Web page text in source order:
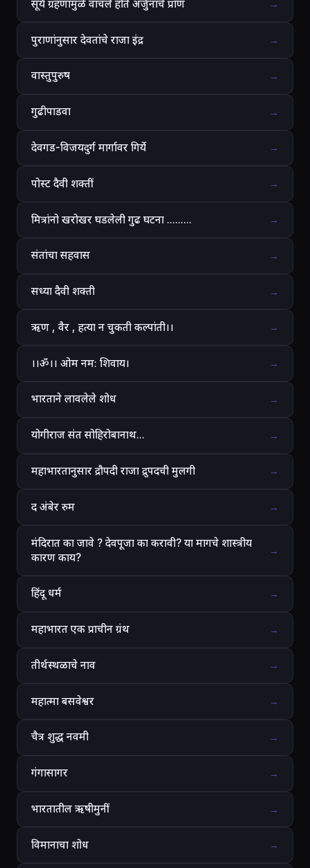
सूर्य ग्रहणामुळे वाचले होते अर्जुनाचे प्राण →
पुराणांनुसार देवतांचे राजा इंद्र →
वास्तुपुरुष →
गुढीपाडवा →
देवगड-विजयदुर्ग मार्गावर गिर्ये →
पोस्ट दैवी शक्तीं →
मित्रांनो खरोखर घडलेली गुढ घटना ......... →
संतांचा सहवास →
सध्या दैवी शक्ती →
ऋण , वैर , हत्या न चुकती कल्पांती।। →
।।ॐ।। ओम नम: शिवाय। →
भारताने लावलेले शोध →
योगीराज संत सोहिरोबानाथ... →
महाभारतानुसार द्रौपदी राजा द्रुपदची मुलगी →
द अंबेर रुम →
मंदिरात का जावे ? देवपूजा का करावी? या मागचे शास्त्रीय
कारण काय?
→
हिंदू धर्म →
महाभारत एक प्राचीन ग्रंथ →
तीर्थस्थळाचे नाव →
महात्मा बसवेश्वर →
चैत्र शुद्ध नवमी →
गंगासागर →
भारतातील ऋषीमुनीं →
विमानाचा शोध →